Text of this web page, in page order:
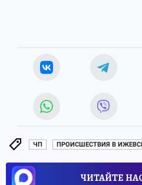
ЧП ПРОИСШЕСТВИЯ В
ЧИТАЙТЕ